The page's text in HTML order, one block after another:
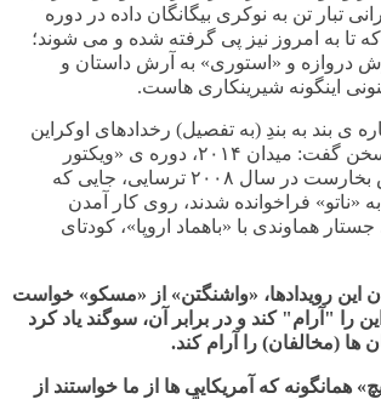
تبار تن به نوکری بیگانگان داده در دوره
تا به امروز نیز پی گرفته شده و می شوند؛
دروازه و «استوری» به آرش داستان و
اینگونه شیرینکاری هاست.
ی بند به بندِ (به تفصیل) رخدادهای اوکراین
در ۲۰سال گذشته سخن گفت: میدان ۲۰۱۴، دوره ی «ویکتور
یوشچنکو»، «همایش بخارست در سال ۲۰۰۸ ترسایی، جایی که
«ناتو» فراخوانده شدند، روی کار آمدن
جستار هماوندی با «باهماد اروپا»، کودتای
این رویدادها، «واشنگتن» از «مسکو» خواست
را "آرام" کند و در برابر آن، سوگند یاد کرد
ها (مخالفان) را آرام کند.
همانگونه که آمریکایی ها از ما خواستند از